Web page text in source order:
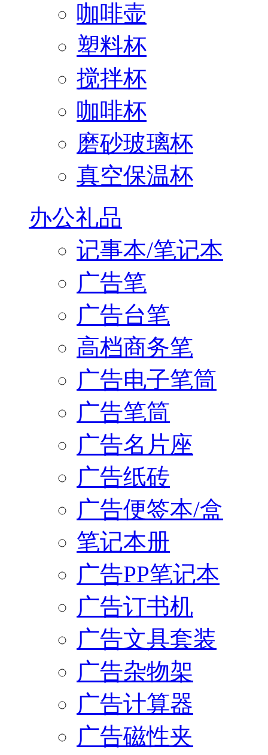
咖啡壶
塑料杯
搅拌杯
咖啡杯
磨砂玻璃杯
真空保温杯
办公礼品
记事本/笔记本
广告笔
广告台笔
高档商务笔
广告电子笔筒
广告笔筒
广告名片座
广告纸砖
广告便签本/盒
笔记本册
广告PP笔记本
广告订书机
广告文具套装
广告杂物架
广告计算器
广告磁性夹